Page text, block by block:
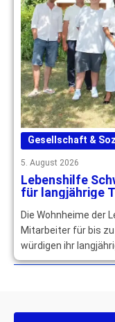
Gesellschaft &
5. August 2026
Lebenshilfe
für langjährige
Die Wohnheime der
Mitarbeiter für bis
würdigen ihr